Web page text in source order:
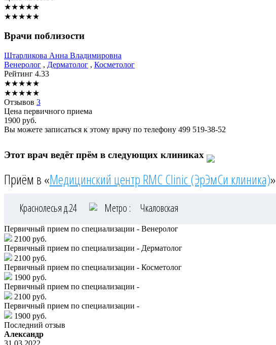
★★★★★
★★★★★
Врачи поблизости
Штарликова Анна Владимировна
Венеролог , Дерматолог , Косметолог
Рейтинг 4.33
★★★★★
★★★★★
Отзывов 3
Цена первичного приема
1900 руб.
Вы можете записаться к этому врачу по телефону 499 519-38-52
Этот врач ведёт прём в следующих клиниках
Приём в «Медицинский центр RMC Clinic (ЭрЭмСи клиника)»
Краснолесья д.24 Метро : Чкаловская
Первичный прием по специализации - Венеролог
2100 руб.
Первичный прием по специализации - Дерматолог
2100 руб.
Первичный прием по специализации - Косметолог
1900 руб.
Первичный прием по специализации -
2100 руб.
Первичный прием по специализации -
1900 руб.
Последний отзыв
Александр
31.03.2022